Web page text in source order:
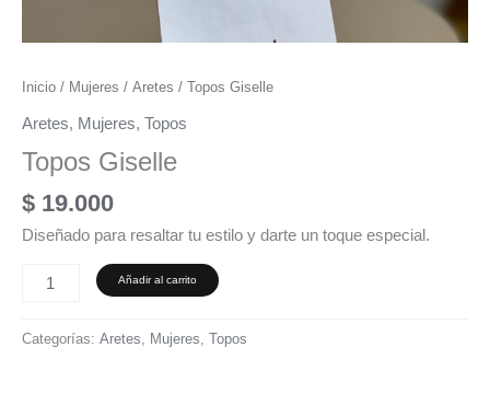
Inicio / Mujeres / Aretes / Topos Giselle
Aretes, Mujeres, Topos
Topos Giselle
$ 19.000
Diseñado para resaltar tu estilo y darte un toque especial.
Añadir al carrito
Categorías: Aretes, Mujeres, Topos